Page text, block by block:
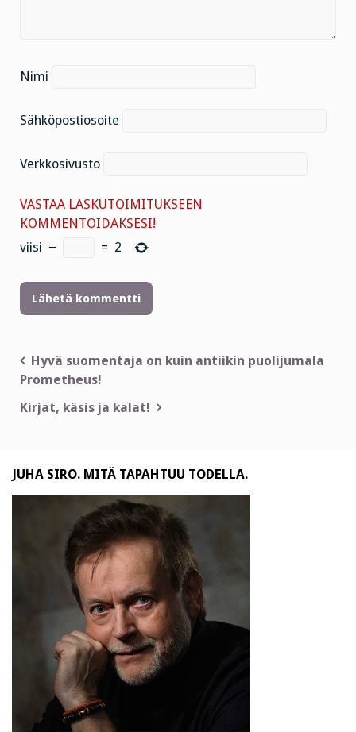
Nimi
Sähköpostiosoite
Verkkosivusto
VASTAA LASKUTOIMITUKSEEN
KOMMENTOIDAKSESI!
viisi − = 2
Artikkelien
selaus
Hyvä suomentaja on kuin antiikin puolijumala
Prometheus!
Kirjat, käsis ja kalat!
JUHA SIRO. MITÄ TAPAHTUU TODELLA.